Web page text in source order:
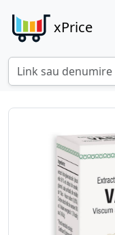
xPrice